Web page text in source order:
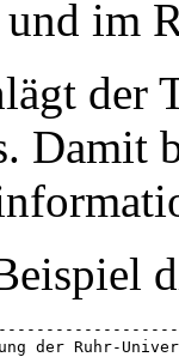
im
der
Damit
der Ruhr-